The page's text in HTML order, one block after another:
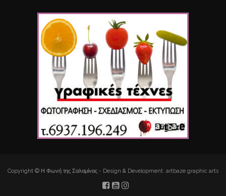
Copyright © Η Φωνή της Σαλαμίνας - Design & Development: artbaze graphic arts